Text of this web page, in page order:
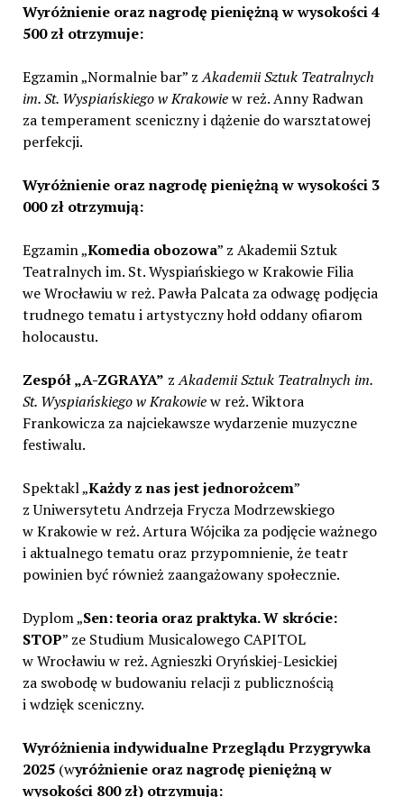
Wyróżnienie oraz nagrodę pieniężną w wysokości 4
500 zł otrzymuje:
Egzamin „Normalnie bar” zAkademii Sztuk Teatralnych
im. St. Wyspiańskiego w Krakowiew reż. Anny Radwan
za temperament sceniczny i dążenie do warsztatowej
perfekcji.
Wyróżnienie oraz nagrodę pieniężną w wysokości 3
000 zł otrzymują:
Egzamin „Komedia obozowa” z Akademii Sztuk
Teatralnych im. St. Wyspiańskiego w Krakowie Filia
we Wrocławiu w reż. Pawła Palcata za odwagę podjęcia
trudnego tematu i artystyczny hołd oddany ofiarom
holocaustu.
Zespół „A-ZGRAYA” zAkademii Sztuk Teatralnych im.
St. Wyspiańskiego w Krakowiew reż. Wiktora
Frankowicza za najciekawsze wydarzenie muzyczne
festiwalu.
Spektakl „Każdy z nas jest jednorożcem”
z Uniwersytetu Andrzeja Frycza Modrzewskiego
w Krakowie w reż. Artura Wójcika za podjęcie ważnego
i aktualnego tematu oraz przypomnienie, że teatr
powinien być również zaangażowany społecznie.
Dyplom „Sen: teoria oraz praktyka. W skrócie:
STOP” ze Studium Musicalowego CAPITOL
w Wrocławiu w reż. Agnieszki Oryńskiej-Lesickiej
za swobodę w budowaniu relacji z publicznością
i wdzięk sceniczny.
Wyróżnienia indywidualne Przeglądu Przygrywka
2025(wyróżnienie oraz nagrodę pieniężną w
wysokości 800 zł) otrzymują: